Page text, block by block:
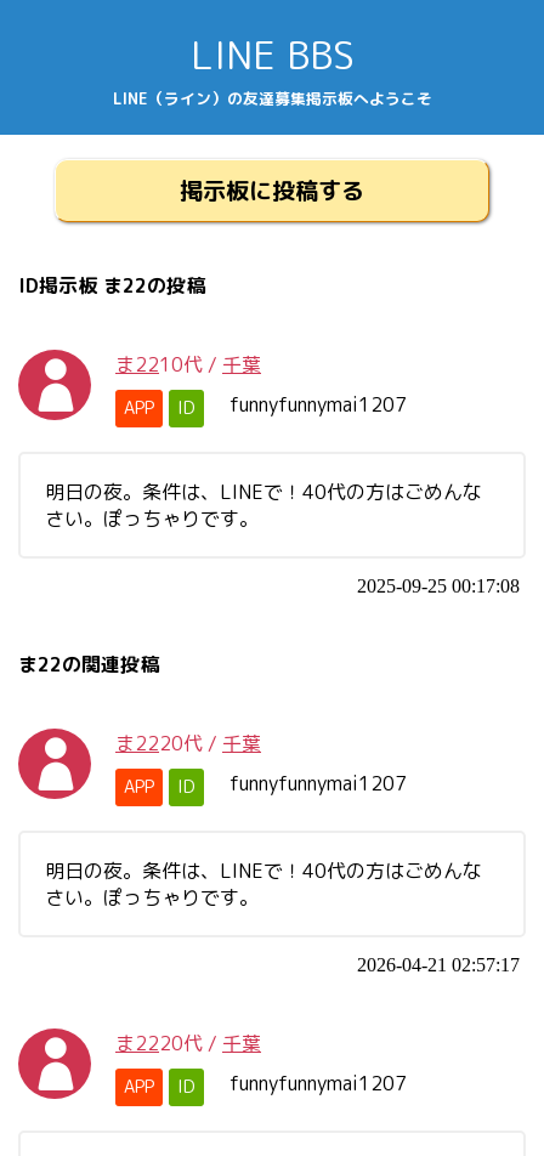
LINE BBS
LINE（ライン）の友達募集掲示板へようこそ
掲示板に投稿する
ID掲示板 ま22の投稿
ま2210代 / 千葉
APP ID funnyfunnymai1207
明日の夜。条件は、LINEで！40代の方はごめんな
さい。ぽっちゃりです。
2025-09-25 00:17:08
ま22の関連投稿
ま2220代 / 千葉
APP ID funnyfunnymai1207
明日の夜。条件は、LINEで！40代の方はごめんな
さい。ぽっちゃりです。
2026-04-21 02:57:17
ま2220代 / 千葉
APP ID funnyfunnymai1207